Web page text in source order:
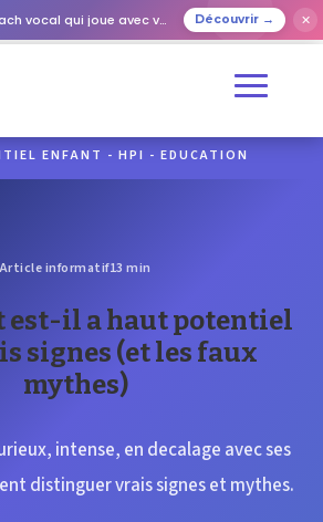
vocal qui joue avec vos proches Découvrir → ✕
ENFANT - HPI - EDUCATION
Article informatif13 min
est-il a haut potentiel
signes (et les faux
mythes)
intense, en decalage avec ses
distinguer vrais signes et mythes.